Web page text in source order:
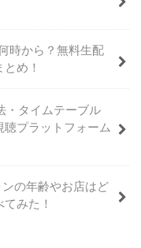
時から？無料生配
め！
・タイムテーブル
聴プラットフォーム
の年齢やお店はど
みた！